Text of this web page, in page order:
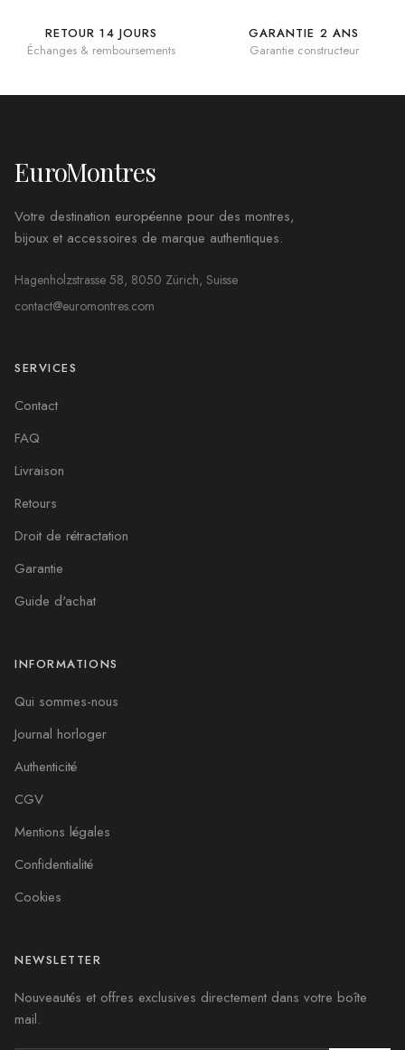
RETOUR 14 JOURS
Échanges & remboursements
GARANTIE 2 ANS
Garantie constructeur
EuroMontres
Votre destination européenne pour des montres,
bijoux et accessoires de marque authentiques.
Hagenholzstrasse 58, 8050 Zürich, Suisse
contact@euromontres.com
SERVICES
Contact
FAQ
Livraison
Retours
Droit de rétractation
Garantie
Guide d'achat
INFORMATIONS
Qui sommes-nous
Journal horloger
Authenticité
CGV
Mentions légales
Confidentialité
Cookies
NEWSLETTER
Nouveautés et offres exclusives directement dans votre boîte
mail.